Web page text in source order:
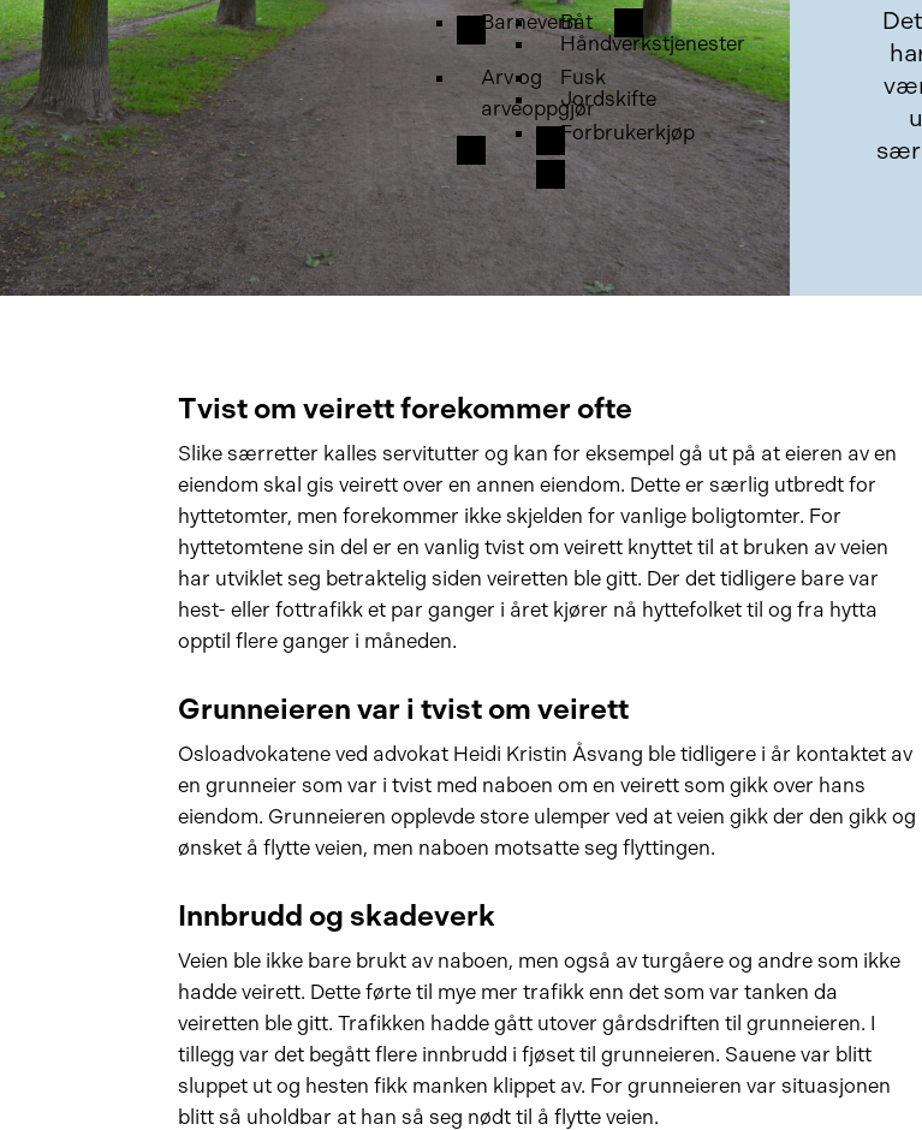
Håndverkstjenester
Jordskifte
Barnevern
Arv og
arveoppgjør
Båt
Fusk
Forbrukerkjøp
Tvist om veirett forekommer ofte
Slike særretter kalles servitutter og kan for eksempel gå ut på at eieren av en
eiendom skal gis veirett over en annen eiendom. Dette er særlig utbredt for
hyttetomter, men forekommer ikke skjelden for vanlige boligtomter. For
hyttetomtene sin del er en vanlig tvist om veirett knyttet til at bruken av veien
har utviklet seg betraktelig siden veiretten ble gitt. Der det tidligere bare var
hest- eller fottrafikk et par ganger i året kjører nå hyttefolket til og fra hytta
opptil flere ganger i måneden.
Grunneieren var i tvist om veirett
Osloadvokatene ved advokat Heidi Kristin Åsvang ble tidligere i år kontaktet av
en grunneier som var i tvist med naboen om en veirett som gikk over hans
eiendom. Grunneieren opplevde store ulemper ved at veien gikk der den gikk og
ønsket å flytte veien, men naboen motsatte seg flyttingen.
Innbrudd og skadeverk
Veien ble ikke bare brukt av naboen, men også av turgåere og andre som ikke
hadde veirett. Dette førte til mye mer trafikk enn det som var tanken da
veiretten ble gitt. Trafikken hadde gått utover gårdsdriften til grunneieren. I
tillegg var det begått flere innbrudd i fjøset til grunneieren. Sauene var blitt
sluppet ut og hesten fikk manken klippet av. For grunneieren var situasjonen
blitt så uholdbar at han så seg nødt til å flytte veien.